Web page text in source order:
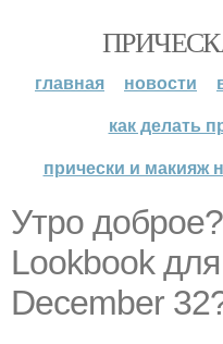
главная новости
как делать
прически и макияж
Утро
Lookbook
December